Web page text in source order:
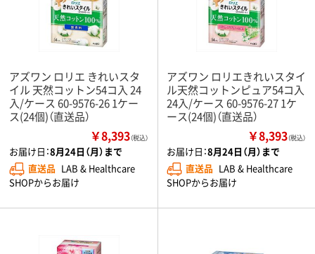
アズワン ロリエ きれいスタ
イル 天然コットン54コ入 24
入/ケース 60-9576-26 1ケー
ス(24個)（直送品）
￥8,393（税込）
お届け日：8月24日（月）まで
直送品 LAB & Healthcare
SHOPからお届け
アズワン ロリエきれいスタイ
ル天然コットンピュア54コ入
24入/ケース 60-9576-27 1ケ
ース(24個)（直送品）
￥8,393（税込）
お届け日：8月24日（月）まで
直送品 LAB & Healthcare
SHOPからお届け